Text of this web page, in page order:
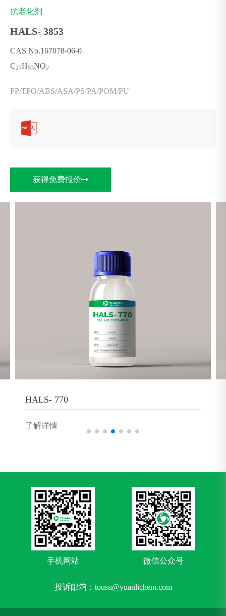
抗老化剂
HALS- 3853
CAS No.167078-06-0
C27H53NO2
PP/TPO/ABS/ASA/PS/PA/POM/PU
获得免费报价
HALS- 770
了解详情
手机网站 微信公众号
投诉邮箱：tousu@yuanlichem.com